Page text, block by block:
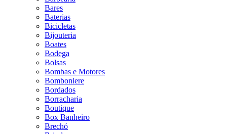
Bares
Baterias
Bicicletas
Bijouteria
Boates
Bodega
Bolsas
Bombas e Motores
Bomboniere
Bordados
Borracharia
Boutique
Box Banheiro
Brechó